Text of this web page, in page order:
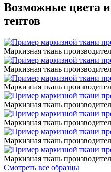
Возможные цвета
тентов
Маркизная ткань
Маркизная ткань
Маркизная ткань
Маркизная ткань
Маркизная ткань
Маркизная ткань
Маркизная ткань
Смотреть все образцы